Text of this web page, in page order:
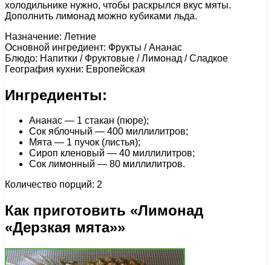
холодильнике нужно, чтобы раскрылся вкус мяты.
Дополнить лимонад можно кубиками льда.
Назначение: Летние
Основной ингредиент: Фрукты / Ананас
Блюдо: Напитки / Фруктовые / Лимонад / Сладкое
География кухни: Европейская
Ингредиенты:
Ананас — 1 стакан (пюре);
Сок яблочный — 400 миллилитров;
Мята — 1 пучок (листья);
Сироп кленовый — 40 миллилитров;
Сок лимонный — 80 миллилитров.
Количество порций: 2
Как приготовить «Лимонад
«Дерзкая мята»»